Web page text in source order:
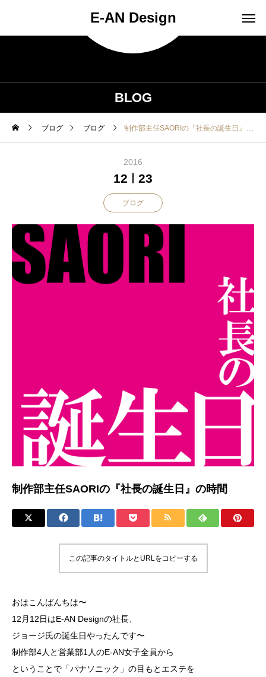
E-AN Design
BLOG
ブログ ブログ 制作部主任SAORIの『社長の誕生日』の時間
2016
12 23
ブログ
制作部主任SAORIの『社長の誕生日』の時間
この記事のタイトルとURLをコピーする
おはこんばんちは〜
12月12日はE-AN Designの社長、
ジョージ氏の誕生日やったんです〜
制作部4人と営業部1人のE-AN女子全員から
ということで「パナソニック」の目もとエステを